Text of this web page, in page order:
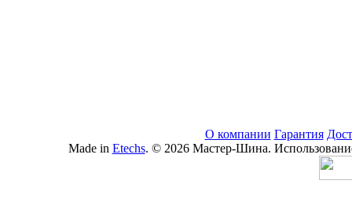
О компании Гарантия
Made in Etechs. © 2026 Мастер-Шина.